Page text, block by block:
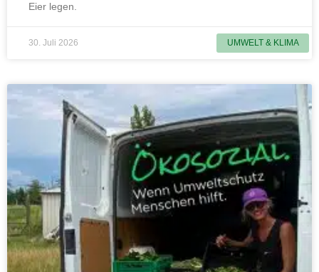
UMWELT & KLIMA
Eier legen.
30. Juli 2026